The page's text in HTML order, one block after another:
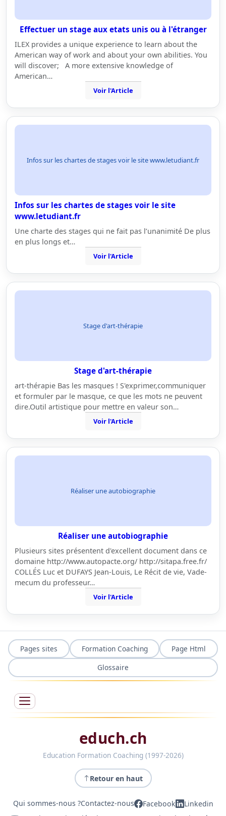
Effectuer un stage aux etats unis ou à l'étranger
ILEX provides a unique experience to learn about the
American way of work and about your own abilities. You
will discover; A more extensive knowledge of
American…
Voir l'Article
Infos sur les chartes de stages voir le site www.letudiant.fr
Infos sur les chartes de stages voir le site
www.letudiant.fr
Une charte des stages qui ne fait pas l’unanimité De plus
en plus longs et…
Voir l'Article
Stage d'art-thérapie
Stage d'art-thérapie
art-thérapie Bas les masques ! S'exprimer,communiquer
et formuler par le masque, ce que les mots ne peuvent
dire.Outil artistique pour mettre en valeur son…
Voir l'Article
Réaliser une autobiographie
Réaliser une autobiographie
Plusieurs sites présentent d'excellent document dans ce
domaine http://www.autopacte.org/ http://sitapa.free.fr/
COLLÉS Luc et DUFAYS Jean-Louis, Le Récit de vie, Vade-
mecum du professeur…
Voir l'Article
Pages sites Formation Coaching
Page Html
Glossaire
educh.ch
Education Formation Coaching (1997-2026)
Retour en haut
Qui sommes-nous ?Contactez-nous Facebook
Linkedin